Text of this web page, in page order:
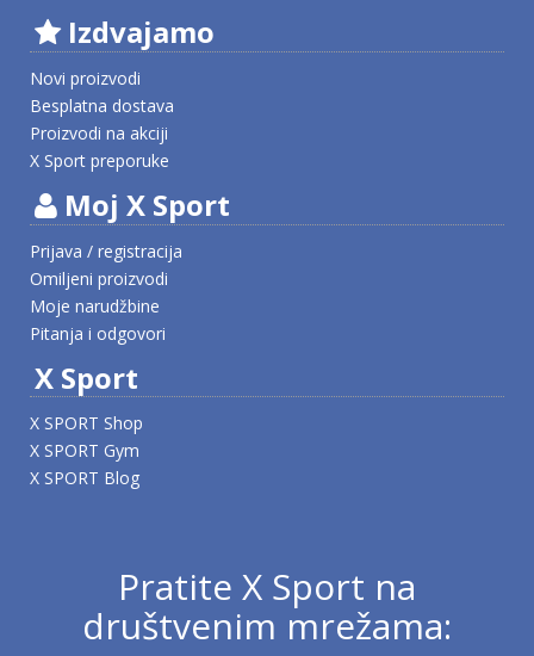
Izdvajamo
Novi proizvodi
Besplatna dostava
Proizvodi na akciji
X Sport preporuke
Moj X Sport
Prijava / registracija
Omiljeni proizvodi
Moje narudžbine
Pitanja i odgovori
X Sport
X SPORT Shop
X SPORT Gym
X SPORT Blog
Pratite X Sport na
društvenim mrežama: